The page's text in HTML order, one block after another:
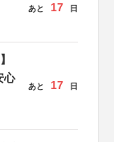
あと 17 日
心
あと 17 日